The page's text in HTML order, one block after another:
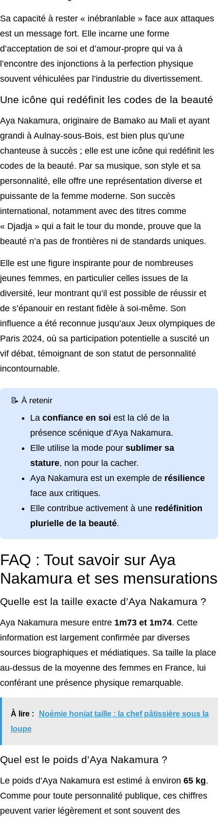
Sa capacité à rester « inébranlable » face aux attaques
est un message fort. Elle incarne une forme
d’acceptation de soi et d’amour-propre qui va à
l’encontre des injonctions à la perfection physique
souvent véhiculées par l’industrie du divertissement.
Une icône qui redéfinit les codes de la beauté
Aya Nakamura, originaire de Bamako au Mali et ayant
grandi à Aulnay-sous-Bois, est bien plus qu’une
chanteuse à succès ; elle est une icône qui redéfinit les
codes de la beauté. Par sa musique, son style et sa
personnalité, elle offre une représentation diverse et
puissante de la femme moderne. Son succès
international, notamment avec des titres comme
« Djadja » qui a fait le tour du monde, prouve que la
beauté n’a pas de frontières ni de standards uniques.
Elle est une figure inspirante pour de nombreuses
jeunes femmes, en particulier celles issues de la
diversité, leur montrant qu’il est possible de réussir et
de s’épanouir en restant fidèle à soi-même. Son
influence a été reconnue jusqu’aux Jeux olympiques de
Paris 2024, où sa participation potentielle a suscité un
vif débat, témoignant de son statut de personnalité
incontournable.
📝 À retenir
Laconfiance en soi est la clé de la
présence scénique d’Aya Nakamura.
Elle utilise la mode poursublimer sa
stature, non pour la cacher.
Aya Nakamura est un exemple de résilience
face aux critiques.
Elle contribue activement à une redéfinition
plurielle de la beauté.
FAQ : Tout savoir sur Aya
Nakamura et ses mensurations
Quelle est la taille exacte d’Aya Nakamura ?
Aya Nakamura mesure entre 1m73 et 1m74. Cette
information est largement confirmée par diverses
sources biographiques et médiatiques. Sa taille la place
au-dessus de la moyenne des femmes en France, lui
conférant une présence physique remarquable.
À lire :
Noémie honiat taille : la chef pâtissière sous la
loupe
Quel est le poids d’Aya Nakamura ?
Le poids d’Aya Nakamura est estimé à environ 65 kg.
Comme pour toute personnalité publique, ces chiffres
peuvent varier légèrement et sont souvent des